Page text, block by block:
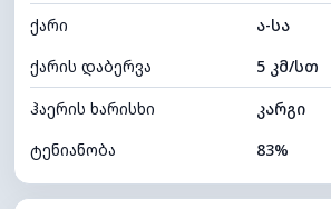
განათების ინდექსი 7
ღრუბლის სიმაღლე 10720 მ
ქარი
ა-სა
ქარის დაბერვა
5 კმ/სთ
ჰაერის ხარისხი
კარგი
ტენიანობა
83%